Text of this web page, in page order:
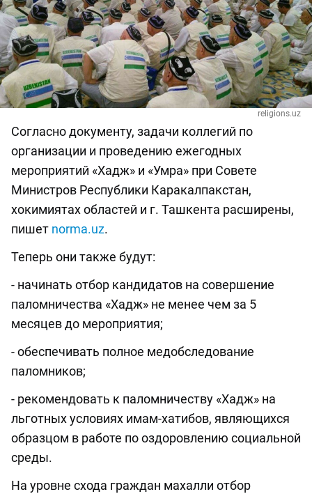
religions.uz
Согласно документу, задачи коллегий по
организации и проведению ежегодных
мероприятий «Хадж» и «Умра» при Совете
Министров Республики Каракалпакстан,
хокимиятах областей и г. Ташкента расширены,
пишет norma.uz.
Теперь они также будут:
- начинать отбор кандидатов на совершение
паломничества «Хадж» не менее чем за 5
месяцев до мероприятия;
- обеспечивать полное медобследование
паломников;
- рекомендовать к паломничеству «Хадж» на
льготных условиях имам-хатибов, являющихся
образцом в работе по оздоровлению социальной
среды.
На уровне схода граждан махалли отбор